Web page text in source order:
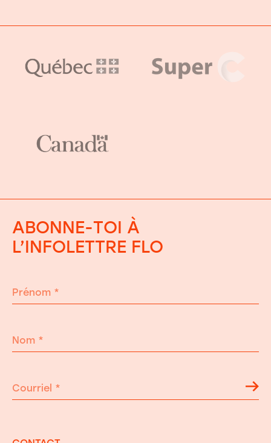
ABONNE-TOI À
L’INFOLETTRE FLO
Prénom *
Nom *
Courriel *